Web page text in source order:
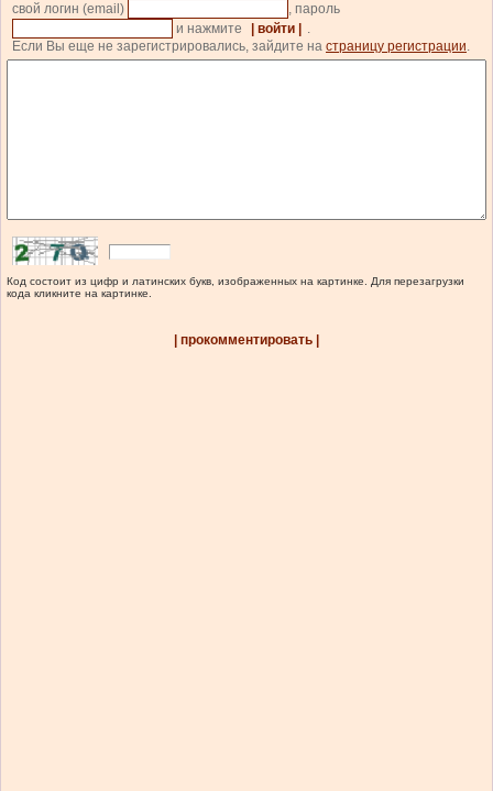
свой логин (email)
, пароль
и нажмите
| войти |
.
Если Вы еще не зарегистрировались, зайдите на страницу регистрации.
Код состоит из цифр и латинских букв, изображенных на картинке. Для перезагрузки
кода кликните на картинке.
| прокомментировать |